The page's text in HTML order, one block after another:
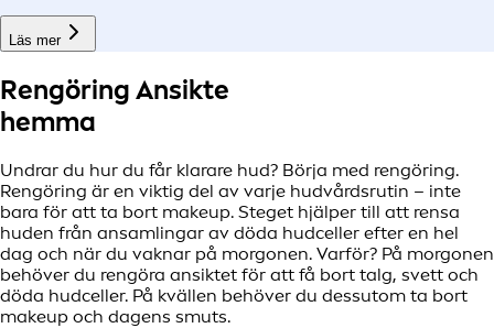
Läs mer
Rengöring Ansikte
hemma
Undrar du hur du får klarare hud? Börja med rengöring.
Rengöring är en viktig del av varje hudvårdsrutin – inte
bara för att ta bort makeup. Steget hjälper till att rensa
huden från ansamlingar av döda hudceller efter en hel
dag och när du vaknar på morgonen. Varför? På morgonen
behöver du rengöra ansiktet för att få bort talg, svett och
döda hudceller. På kvällen behöver du dessutom ta bort
makeup och dagens smuts.